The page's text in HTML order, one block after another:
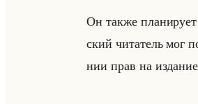
Он также
ский чи­та­тель мог
нии прав на